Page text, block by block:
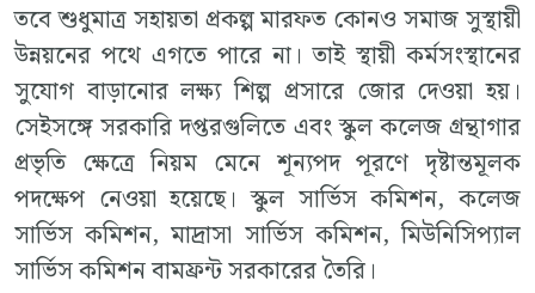
তবে শুধুমাত্র সহায়তা প্রকল্প মারফত কোনও সমাজ সুস্থায়ী
উন্নয়নের পথে এগতে পারে না। তাই স্থায়ী কর্মসংস্থানের
সুযোগ বাড়ানোর লক্ষ্য শিল্প প্রসারে জোর দেওয়া হয়।
সেইসঙ্গে সরকারি দপ্তরগুলিতে এবং স্কুল কলেজ গ্রন্থাগার
প্রভৃতি ক্ষেত্রে নিয়ম মেনে শূন্যপদ পূরণে দৃষ্টান্তমূলক
পদক্ষেপ নেওয়া হয়েছে। স্কুল সার্ভিস কমিশন, কলেজ
সার্ভিস কমিশন, মাদ্রাসা সার্ভিস কমিশন, মিউনিসিপ্যাল
সার্ভিস কমিশন বামফ্রন্ট সরকারের তৈরি।